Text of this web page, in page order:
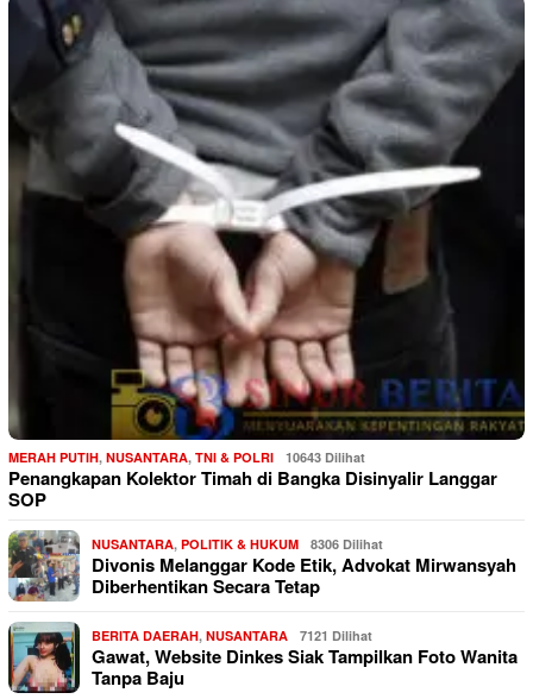
MERAH PUTIH, NUSANTARA, TNI & POLRI 10643 Dilihat
Penangkapan Kolektor Timah di Bangka Disinyalir Langgar
SOP
NUSANTARA, POLITIK & HUKUM 8306 Dilihat
Divonis Melanggar Kode Etik, Advokat Mirwansyah
Diberhentikan Secara Tetap
BERITA DAERAH, NUSANTARA 7121 Dilihat
Gawat, Website Dinkes Siak Tampilkan Foto Wanita
Tanpa Baju